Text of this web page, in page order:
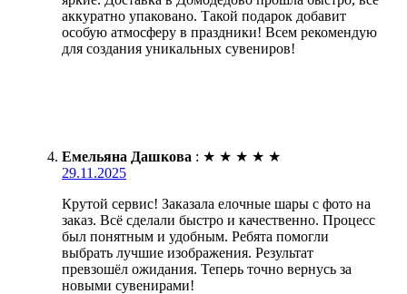
аккуратно упаковано. Такой подарок добавит
особую атмосферу в праздники! Всем рекомендую
для создания уникальных сувениров!
Емельяна Дашкова : ★ ★ ★ ★ ★
29.11.2025
Крутой сервис! Заказала елочные шары с фото на
заказ. Всё сделали быстро и качественно. Процесс
был понятным и удобным. Ребята помогли
выбрать лучшие изображения. Результат
превзошёл ожидания. Теперь точно вернусь за
новыми сувенирами!